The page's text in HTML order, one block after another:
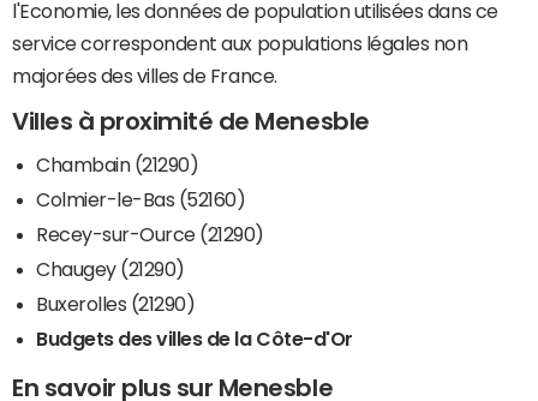
l'Economie, les données de population utilisées dans ce
service correspondent aux populations légales non
majorées des villes de France.
Villes à proximité de Menesble
Chambain (21290)
Colmier-le-Bas (52160)
Recey-sur-Ource (21290)
Chaugey (21290)
Buxerolles (21290)
Budgets des villes de la Côte-d'Or
En savoir plus sur Menesble